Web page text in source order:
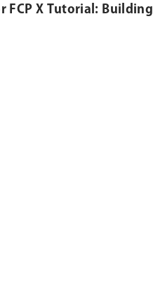
FCP X Tutorial: